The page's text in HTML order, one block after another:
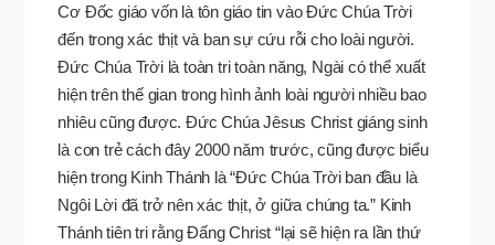
Cơ Đốc giáo vốn là tôn giáo tin vào Đức Chúa Trời
đến trong xác thịt và ban sự cứu rỗi cho loài người.
Đức Chúa Trời là toàn tri toàn năng, Ngài có thể xuất
hiện trên thế gian trong hình ảnh loài người nhiều bao
nhiêu cũng được. Đức Chúa Jêsus Christ giáng sinh
là con trẻ cách đây 2000 năm trước, cũng được biểu
hiện trong Kinh Thánh là “Đức Chúa Trời ban đầu là
Ngôi Lời đã trở nên xác thịt, ở giữa chúng ta.” Kinh
Thánh tiên tri rằng Đấng Christ “lại sẽ hiện ra lần thứ